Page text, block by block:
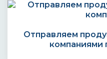
Отправляем
компаниями